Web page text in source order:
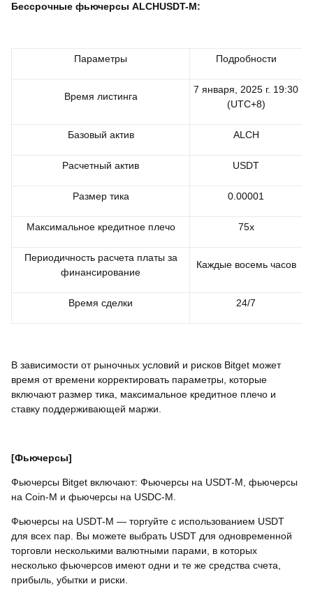
Бессрочные фьючерсы ALCHUSDT-M:
Параметры Подробности
Время листинга
7 января, 2025 г. 19:30
(UTC+8)
Базовый актив ALCH
Расчетный актив USDT
Размер тика 0.00001
Максимальное кредитное плечо 75x
Периодичность расчета платы за
финансирование
Каждые восемь часов
Время сделки 24/7
В зависимости от рыночных условий и рисков Bitget может
время от времени корректировать параметры, которые
включают размер тика, максимальное кредитное плечо и
ставку поддерживающей маржи.
[Фьючерсы]
Фьючерсы Bitget включают: Фьючерсы на USDT-М, фьючерсы
на Coin-M и фьючерсы на USDC-М.
Фьючерсы на USDT-M — торгуйте с использованием USDT
для всех пар. Вы можете выбрать USDT для одновременной
торговли несколькими валютными парами, в которых
несколько фьючерсов имеют одни и те же средства счета,
прибыль, убытки и риски.